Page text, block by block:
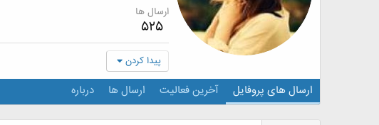
ارسال ها
525
پیدا کردن
ارسال های پروفایل آخرین فعالیت ارسال ها درباره